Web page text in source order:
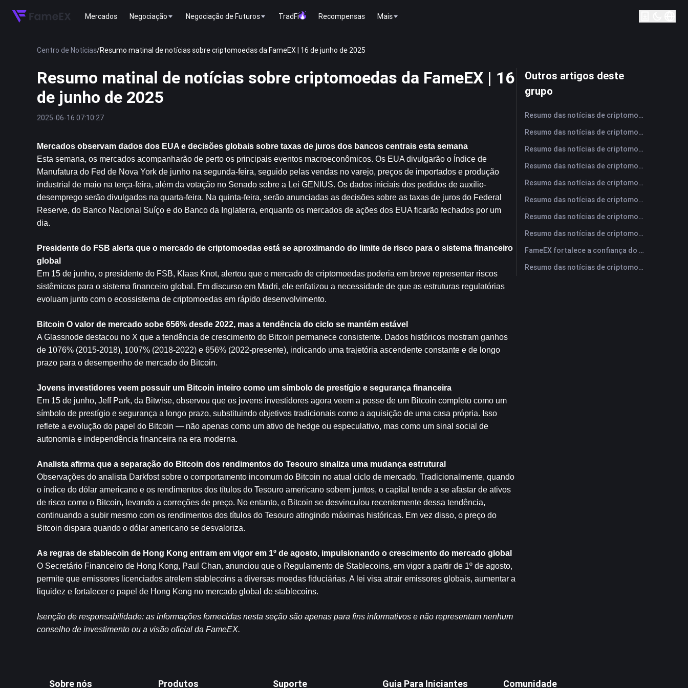
Mercados Negociação Negociação de Futuros TradFi Recompensas Mais
Centro de Notícias/Resumo matinal de notícias sobre criptomoedas da FameEX | 16 de junho de 2025
Resumo matinal de notícias sobre criptomoedas da FameEX | 16
de junho de 2025
2025-06-16 07:10:27
Mercados observam dados dos EUA e decisões globais sobre taxas de juros dos bancos centrais esta semana
Esta semana, os mercados acompanharão de perto os principais eventos macroeconômicos. Os EUA divulgarão o Índice de
Manufatura do Fed de Nova York de junho na segunda-feira, seguido pelas vendas no varejo, preços de importados e produção
industrial de maio na terça-feira, além da votação no Senado sobre a Lei GENIUS. Os dados iniciais dos pedidos de auxílio-
desemprego serão divulgados na quarta-feira. Na quinta-feira, serão anunciadas as decisões sobre as taxas de juros do Federal
Reserve, do Banco Nacional Suíço e do Banco da Inglaterra, enquanto os mercados de ações dos EUA ficarão fechados por um
dia.
Presidente do FSB alerta que o mercado de criptomoedas está se aproximando do limite de risco para o sistema financeiro
global
Em 15 de junho, o presidente do FSB, Klaas Knot, alertou que o mercado de criptomoedas poderia em breve representar riscos
sistêmicos para o sistema financeiro global. Em discurso em Madri, ele enfatizou a necessidade de que as estruturas regulatórias
evoluam junto com o ecossistema de criptomoedas em rápido desenvolvimento.
Bitcoin O valor de mercado sobe 656% desde 2022, mas a tendência do ciclo se mantém estável
A Glassnode destacou no X que a tendência de crescimento do Bitcoin permanece consistente. Dados históricos mostram ganhos
de 1076% (2015-2018), 1007% (2018-2022) e 656% (2022-presente), indicando uma trajetória ascendente constante e de longo
prazo para o desempenho de mercado do Bitcoin.
Jovens investidores veem possuir um Bitcoin inteiro como um símbolo de prestígio e segurança financeira
Em 15 de junho, Jeff Park, da Bitwise, observou que os jovens investidores agora veem a posse de um Bitcoin completo como um
símbolo de prestígio e segurança a longo prazo, substituindo objetivos tradicionais como a aquisição de uma casa própria. Isso
reflete a evolução do papel do Bitcoin — não apenas como um ativo de hedge ou especulativo, mas como um sinal social de
autonomia e independência financeira na era moderna.
Analista afirma que a separação do Bitcoin dos rendimentos do Tesouro sinaliza uma mudança estrutural
Observações do analista Darkfost sobre o comportamento incomum do Bitcoin no atual ciclo de mercado. Tradicionalmente, quando
o índice do dólar americano e os rendimentos dos títulos do Tesouro americano sobem juntos, o capital tende a se afastar de ativos
de risco como o Bitcoin, levando a correções de preço. No entanto, o Bitcoin se desvinculou recentemente dessa tendência,
continuando a subir mesmo com os rendimentos dos títulos do Tesouro atingindo máximas históricas. Em vez disso, o preço do
Bitcoin dispara quando o dólar americano se desvaloriza.
As regras de stablecoin de Hong Kong entram em vigor em 1º de agosto, impulsionando o crescimento do mercado global
O Secretário Financeiro de Hong Kong, Paul Chan, anunciou que o Regulamento de Stablecoins, em vigor a partir de 1º de agosto,
permite que emissores licenciados atrelem stablecoins a diversas moedas fiduciárias. A lei visa atrair emissores globais, aumentar a
liquidez e fortalecer o papel de Hong Kong no mercado global de stablecoins.
Isenção de responsabilidade: as informações fornecidas nesta seção são apenas para fins informativos e não representam nenhum
conselho de investimento ou a visão oficial da FameEX.
Outros artigos deste
grupo
Resumo das notícias de criptomoedas da FameEX hoje | 7 de agosto de 2026
Resumo das notícias de criptomoedas da FameEX hoje | 6 de agosto de 2026
Resumo das notícias de criptomoedas da FameEX hoje | 5 de agosto de 2026
Resumo das notícias de criptomoedas da FameEX hoje | 4 de agosto de 2026
Resumo das notícias de criptomoedas da FameEX hoje | 3 de agosto de 2026
Resumo das notícias de criptomoedas da FameEX hoje | 31 de julho de 2026
Resumo das notícias de criptomoedas da FameEX hoje | 30 de julho de 2026
Resumo das notícias de criptomoedas da FameEX hoje | 29 de julho de 2026
FameEX fortalece a confiança do usuário por meio de oito anos de operações estáveis ​​e crescimento global
Resumo das notícias de criptomoedas da FameEX hoje | 28 de julho de 2026
Sobre nós Produtos Suporte Guia Para Iniciantes Comunidade